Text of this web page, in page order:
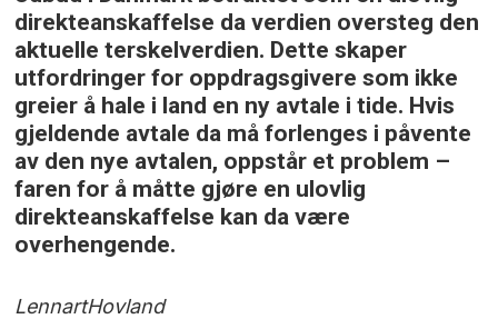
direkteanskaffelse da verdien oversteg den
aktuelle terskelverdien. Dette skaper
utfordringer for oppdragsgivere som ikke
greier å hale i land en ny avtale i tide. Hvis
gjeldende avtale da må forlenges i påvente
av den nye avtalen, oppstår et problem –
faren for å måtte gjøre en ulovlig
direkteanskaffelse kan da være
overhengende.
LennartHovland